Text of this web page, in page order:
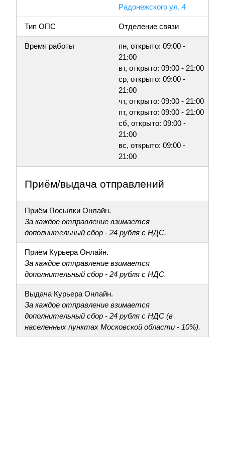
Радонежского ул, 4
Тип ОПС Отделение связи
Время работы
пн, открыто: 09:00 -
21:00
вт, открыто: 09:00 - 21:00
ср, открыто: 09:00 -
21:00
чт, открыто: 09:00 - 21:00
пт, открыто: 09:00 - 21:00
сб, открыто: 09:00 -
21:00
вс, открыто: 09:00 -
21:00
Приём/выдача отправлений
Приём Посылки Онлайн.
За каждое отправление взимается
дополнительный сбор - 24 рубля с НДС.
Приём Курьера Онлайн.
За каждое отправление взимается
дополнительный сбор - 24 рубля с НДС.
Выдача Курьера Онлайн.
За каждое отправление взимается
дополнительный сбор - 24 рубля с НДС (в
населенных пунктах Московской области - 10%).